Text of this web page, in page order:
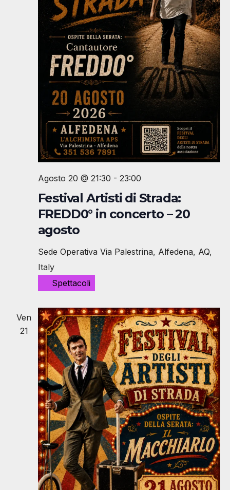
Festival Artisti di Strada:
FREDD0° in concerto – 20
agosto
Agosto 20 @ 21:30 - 23:00
Sede Operativa Via Palestrina, Alfedena, AQ,
Italy
Spettacoli
Ven
21